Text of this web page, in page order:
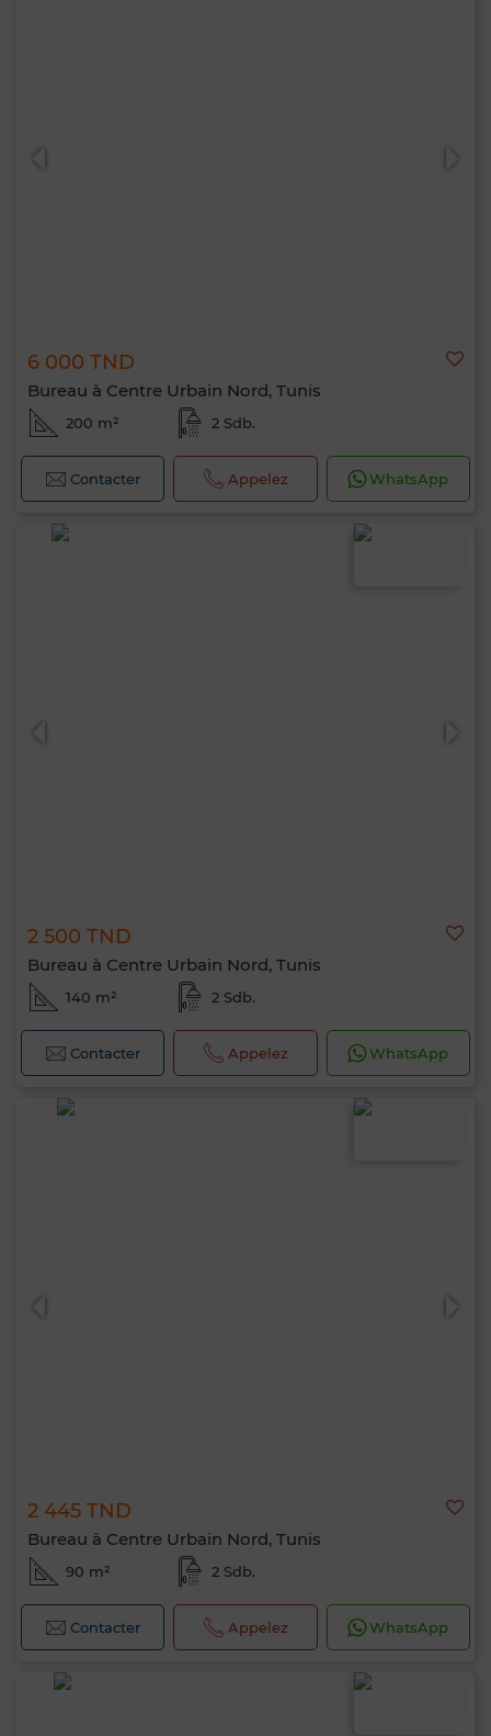
6 000 TND
Bureau à Centre Urbain Nord, Tunis
200 m² 2 Sdb.
Contacter Appelez WhatsApp
2 500 TND
Bureau à Centre Urbain Nord, Tunis
140 m² 2 Sdb.
Contacter Appelez WhatsApp
2 445 TND
Bureau à Centre Urbain Nord, Tunis
90 m² 2 Sdb.
Contacter Appelez WhatsApp